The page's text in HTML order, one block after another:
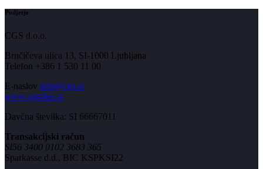
Podjetje
CGS d.o.o.
Brnčičeva ulica 13, SI-1000 Ljubljana
Telefon +386 1 530 11 00
E-naslov info@cgs.si
www.cgsplus.si
Davčna številka: SI 66667011
Transakcijski račun
SI56 3400 0102 3683 365
Sparkasse d.d., BIC KSPKSI22